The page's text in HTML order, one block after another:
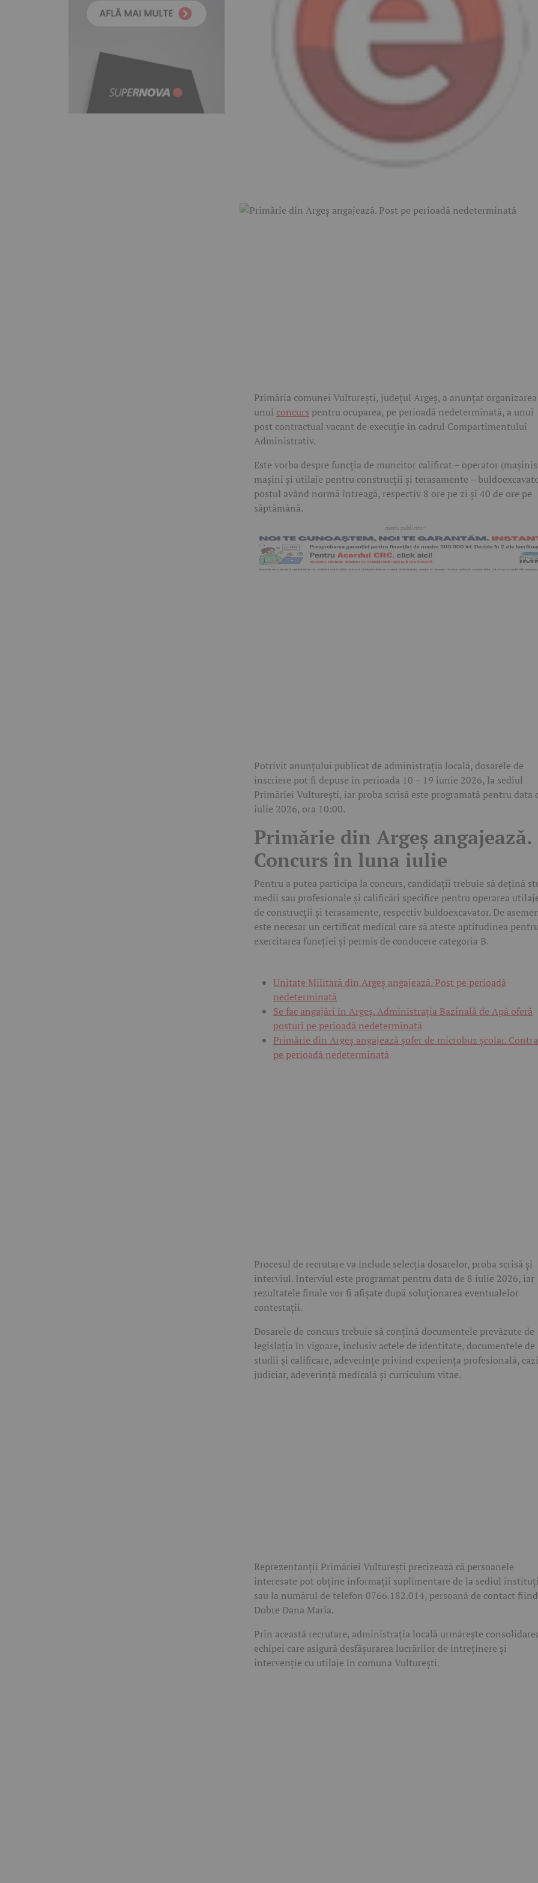
Primăria comunei Vulturești, județul Argeș, a anunțat organizarea
unui concurs pentru ocuparea, pe perioadă nedeterminată, a unui
post contractual vacant de execuție în cadrul Compartimentului
Administrativ.
Este vorba despre funcția de muncitor calificat – operator
mașini și utilaje pentru construcții și terasamente –
postul având normă întreagă, respectiv 8 ore pe zi și 40 de ore pe
săptămână.
Potrivit anunțului publicat de administrația locală, dosarele de
înscriere pot fi depuse în perioada 10 – 19 iunie 2026, la sediul
Primăriei Vulturești, iar proba scrisă este programată pentru data
iulie 2026, ora 10:00.
Primărie din Argeș angajează.
Concurs în luna iulie
Pentru a putea participa la concurs, candidații trebuie să dețină
medii sau profesionale și calificări specifice pentru operarea
de construcții și terasamente, respectiv buldoexcavator. De
este necesar un certificat medical care să ateste aptitudinea
exercitarea funcției și permis de conducere categoria B.
Unitate Militară din Argeș angajează. Post pe perioadă
nedeterminată
Se fac angajări în Argeș. Administrația Bazinală de Apă oferă
posturi pe perioadă nedeterminată
Primărie din Argeș angajează șofer de microbuz școlar.
pe perioadă nedeterminată
Procesul de recrutare va include selecția dosarelor, proba scrisă și
interviul. Interviul este programat pentru data de 8 iulie 2026, iar
rezultatele finale vor fi afișate după soluționarea eventualelor
contestații.
Dosarele de concurs trebuie să conțină documentele prevăzute de
legislația în vigoare, inclusiv actele de identitate, documentele de
studii și calificare, adeverințe privind experiența profesională,
judiciar, adeverință medicală și curriculum vitae.
Reprezentanții Primăriei Vulturești precizează că persoanele
interesate pot obține informații suplimentare de la sediul
sau la numărul de telefon 0766.182.014, persoană de contact fiind
Dobre Dana Maria.
Prin această recrutare, administrația locală urmărește
echipei care asigură desfășurarea lucrărilor de întreținere și
intervenție cu utilaje în comuna Vulturești.